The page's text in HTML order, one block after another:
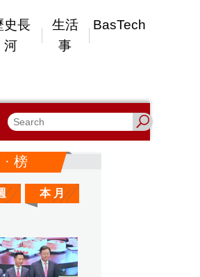
史長
河
生活
事
BasTech
· 榜
本 月